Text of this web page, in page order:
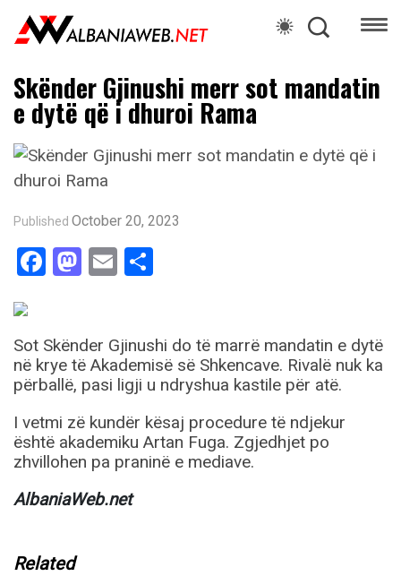
Skënder Gjinushi merr sot mandatin
e dytë që i dhuroi Rama
Published October 20, 2023
Facebook
Mastodon
Email
Sot Skënder Gjinushi do të marrë mandatin e dytë
në krye të Akademisë së Shkencave. Rivalë nuk ka
përballë, pasi ligji u ndryshua kastile për atë.
I vetmi zë kundër kësaj procedure të ndjekur
është akademiku Artan Fuga. Zgjedhjet po
zhvillohen pa praninë e mediave.
AlbaniaWeb.net
Related